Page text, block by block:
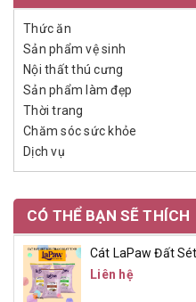
Thức ăn
Sản phẩm vệ sinh
Nội thất thú cưng
Sản phẩm làm đẹp
Thời trang
Chăm sóc sức khỏe
Dịch vụ
CÓ THỂ BẠN SẼ THÍCH
Cát LaPaw Đất
Liên hệ